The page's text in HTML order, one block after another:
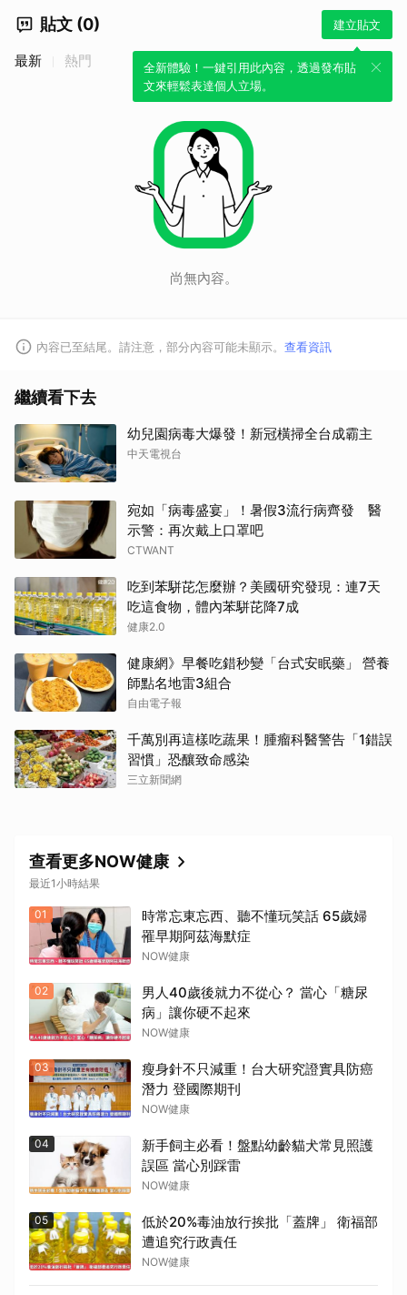
貼文 (0) 建立貼文
全新體驗！一鍵引用此內容，透過發布貼
文來輕鬆表達個人立場。
最新 熱門
尚無內容。
內容已至結尾。請注意，部分內容可能未顯示。 查看資訊
繼續看下去
幼兒園病毒大爆發！新冠橫掃全台成霸主
中天電視台
宛如「病毒盛宴」！暑假3流行病齊發 醫
示警：再次戴上口罩吧
CTWANT
吃到苯駢芘怎麼辦？美國研究發現：連7天
吃這食物，體內苯駢芘降7成
健康2.0
健康網》早餐吃錯秒變「台式安眠藥」 營養
師點名地雷3組合
自由電子報
千萬別再這樣吃蔬果！腫瘤科醫警告「1錯誤
習慣」恐釀致命感染
三立新聞網
查看更多NOW健康
最近1小時結果
01
時常忘東忘西、聽不懂玩笑話 65歲婦
罹早期阿茲海默症
NOW健康
02
男人40歲後就力不從心？ 當心「糖尿
病」讓你硬不起來
NOW健康
03
瘦身針不只減重！台大研究證實具防癌
潛力 登國際期刊
NOW健康
04
新手飼主必看！盤點幼齡貓犬常見照護
誤區 當心別踩雷
NOW健康
05
低於20%毒油放行挨批「蓋牌」 衛福部
遭追究行政責任
NOW健康